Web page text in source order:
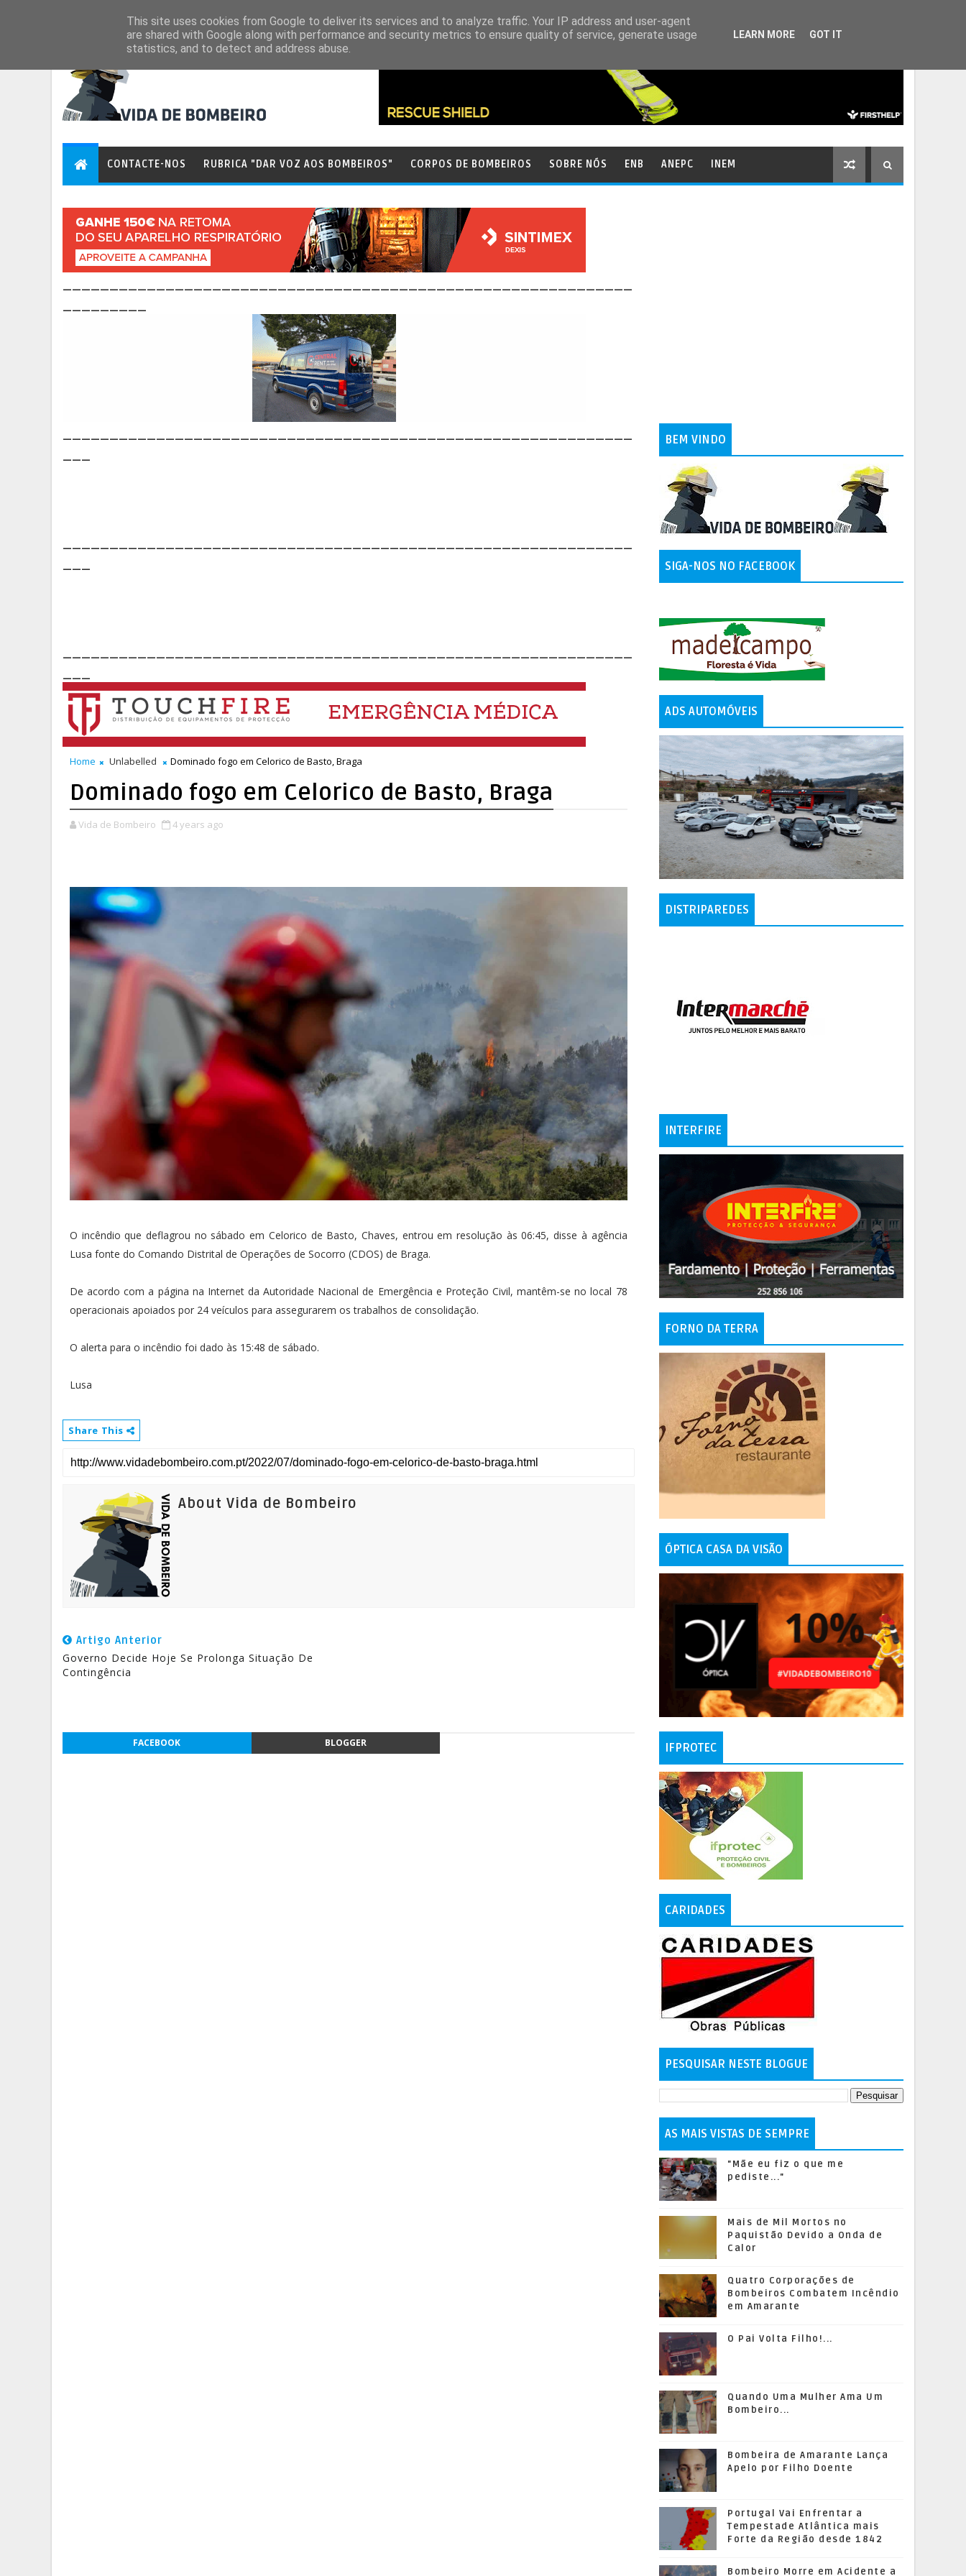
CONTACTE-NOS RUBRICA "DAR VOZ AOS BOMBEIROS" CORPOS DE BOMBEIROS SOBRE NÓS ENB ANEPC INEM
Home Unlabelled Dominado fogo em Celorico de Basto, Braga
Dominado fogo em Celorico de Basto, Braga
Vida de Bombeiro 4 years ago
O incêndio que deflagrou no sábado em Celorico de Basto, Chaves, entrou em resolução às 06:45, disse à agência
Lusa fonte do Comando Distrital de Operações de Socorro (CDOS) de Braga.
De acordo com a página na Internet da Autoridade Nacional de Emergência e Proteção Civil, mantêm-se no local 78
operacionais apoiados por 24 veículos para assegurarem os trabalhos de consolidação.
O alerta para o incêndio foi dado às 15:48 de sábado.
Lusa
Share This
About Vida de Bombeiro
Artigo Anterior
Governo Decide Hoje Se Prolonga Situação De
Contingência
FACEBOOK BLOGGER
BEM VINDO
SIGA-NOS NO FACEBOOK
ADS AUTOMÓVEIS
DISTRIPAREDES
INTERFIRE
FORNO DA TERRA
ÓPTICA CASA DA VISÃO
IFPROTEC
CARIDADES
PESQUISAR NESTE BLOGUE
AS MAIS VISTAS DE SEMPRE
"Mãe eu fiz o que me
pediste..."
Mais de Mil Mortos no
Paquistão Devido a Onda de
Calor
Quatro Corporações de
Bombeiros Combatem Incêndio
em Amarante
O Pai Volta Filho!...
Quando Uma Mulher Ama Um
Bombeiro...
Bombeira de Amarante Lança
Apelo por Filho Doente
Portugal Vai Enfrentar a
Tempestade Atlântica mais
Forte da Região desde 1842
Bombeiro Morre em Acidente a
This site uses cookies from Google to deliver its services and to analyze traffic. Your IP address and user-agent
are shared with Google along with performance and security metrics to ensure quality of service, generate usage
statistics, and to detect and address abuse.
LEARN MORE GOT IT